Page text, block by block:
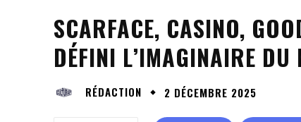
SCARFACE, CASINO,
DÉFINI L’IMAGINAIRE
RÉDACTION 2 DÉCEMBRE 2025